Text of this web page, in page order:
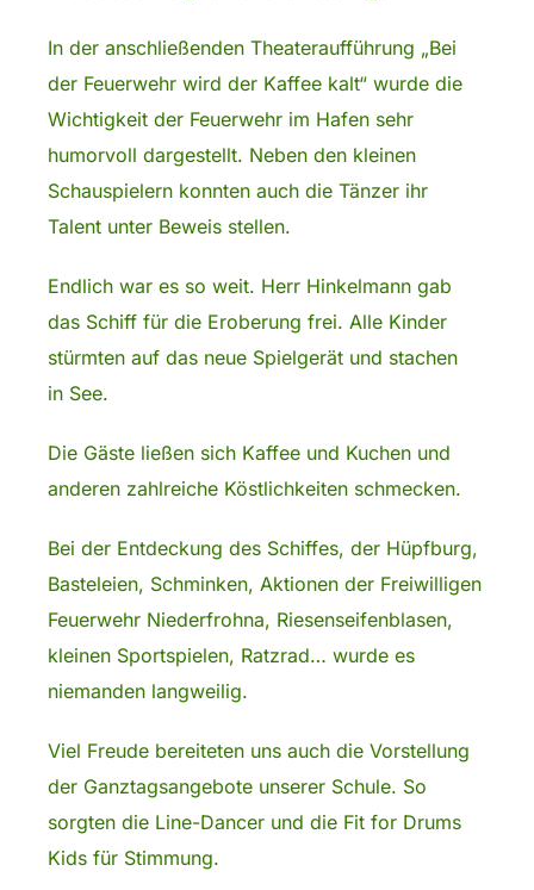
In der anschließenden Theateraufführung „Bei
der Feuerwehr wird der Kaffee kalt“ wurde die
Wichtigkeit der Feuerwehr im Hafen sehr
humorvoll dargestellt. Neben den kleinen
Schauspielern konnten auch die Tänzer ihr
Talent unter Beweis stellen.
Endlich war es so weit. Herr Hinkelmann gab
das Schiff für die Eroberung frei. Alle Kinder
stürmten auf das neue Spielgerät und stachen
in See.
Die Gäste ließen sich Kaffee und Kuchen und
anderen zahlreiche Köstlichkeiten schmecken.
Bei der Entdeckung des Schiffes, der Hüpfburg,
Basteleien, Schminken, Aktionen der Freiwilligen
Feuerwehr Niederfrohna, Riesenseifenblasen,
kleinen Sportspielen, Ratzrad… wurde es
niemanden langweilig.
Viel Freude bereiteten uns auch die Vorstellung
der Ganztagsangebote unserer Schule. So
sorgten die Line-Dancer und die Fit for Drums
Kids für Stimmung.